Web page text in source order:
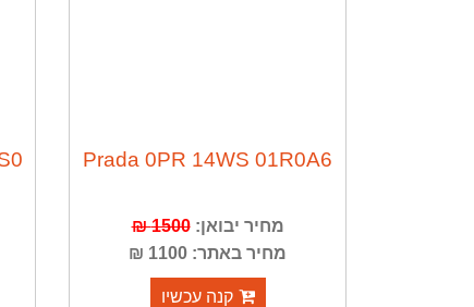
Prada 0PR 14WS 01R0A6
מחיר יבואן:1500 ₪
מחיר באתר: 1100 ₪
קנה עכשיו